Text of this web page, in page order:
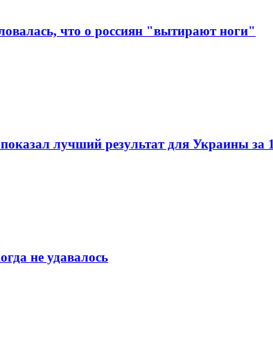
что о россиян "вытирают ноги"
лучший результат для Украины за
не удавалось